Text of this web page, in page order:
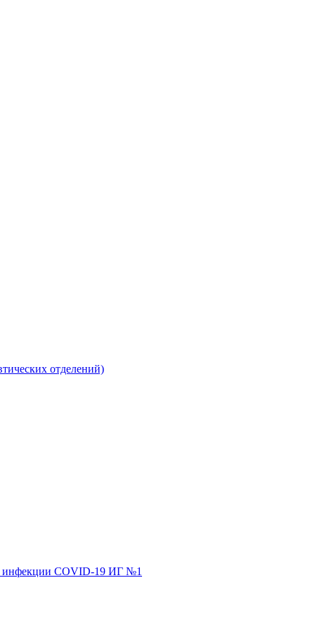
отделений)
инфекции COVID-19 ИГ №1